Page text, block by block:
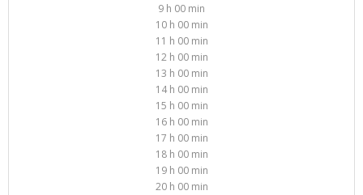
9 h 00 min
10 h 00 min
11 h 00 min
12 h 00 min
13 h 00 min
14 h 00 min
15 h 00 min
16 h 00 min
17 h 00 min
18 h 00 min
19 h 00 min
20 h 00 min